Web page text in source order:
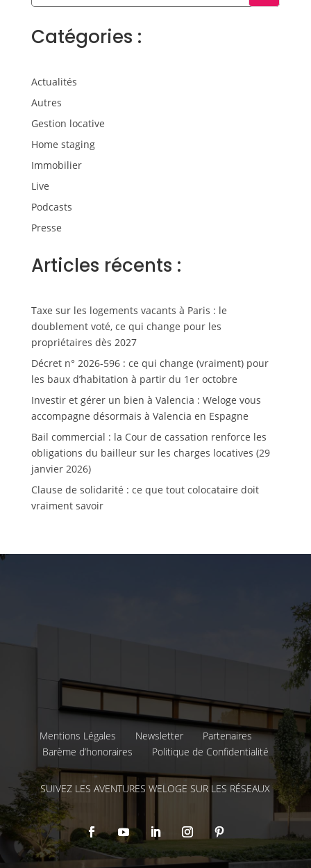
Catégories :
Actualités
Autres
Gestion locative
Home staging
Immobilier
Live
Podcasts
Presse
Articles récents :
Taxe sur les logements vacants à Paris : le
doublement voté, ce qui change pour les
propriétaires dès 2027
Décret n° 2026-596 : ce qui change (vraiment) pour
les baux d’habitation à partir du 1er octobre
Investir et gérer un bien à Valencia : Weloge vous
accompagne désormais à Valencia en Espagne
Bail commercial : la Cour de cassation renforce les
obligations du bailleur sur les charges locatives (29
janvier 2026)
Clause de solidarité : ce que tout colocataire doit
vraiment savoir
Mentions Légales Newsletter
Partenaires
Barème d’honoraires
Politique de Confidentialité
SUIVEZ LES AVENTURES WELOGE SUR LES RÉSEAUX